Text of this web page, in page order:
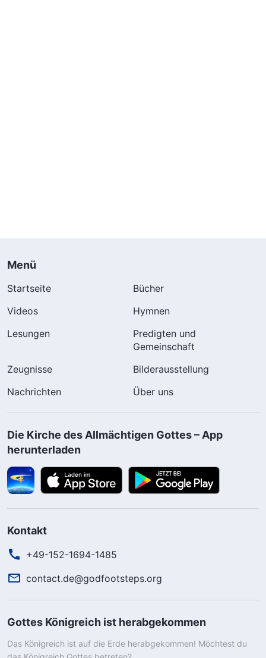
Menü
Startseite
Bücher
Videos
Hymnen
Lesungen
Predigten und
Gemeinschaft
Zeugnisse
Bilderausstellung
Nachrichten
Über uns
Die Kirche des Allmächtigen Gottes – App
herunterladen
Kontakt
+49-152-1694-1485
contact.de@godfootsteps.org
Gottes Königreich ist herabgekommen
Das Königreich ist auf die Erde herabgekommen! Möchtest du